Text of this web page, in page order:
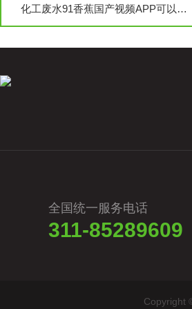
化工废水91香蕉国产视频APP可以有效地解决化工废水的排放问题
全国统一服务电话
311-85289609
Copyright